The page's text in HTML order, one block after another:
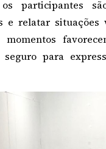
participantes
e relatar
momentos
seguro para